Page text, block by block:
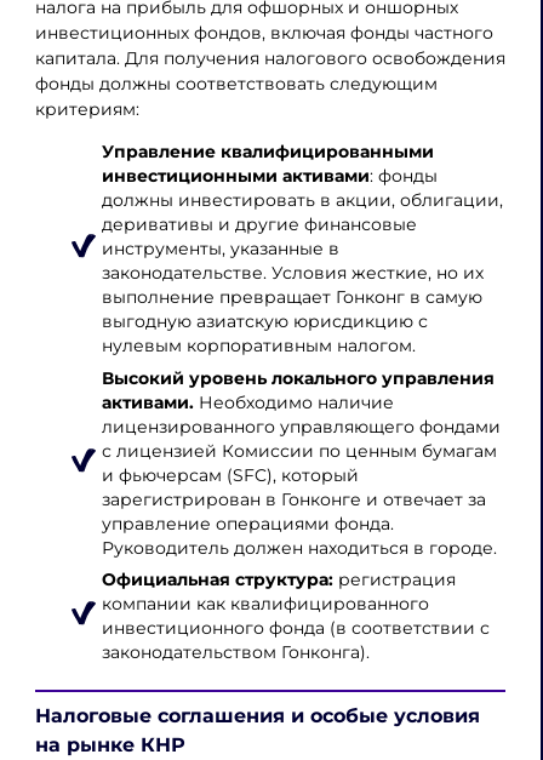
налога на прибыль для офшорных и оншорных
инвестиционных фондов, включая фонды частного
капитала. Для получения налогового освобождения
фонды должны соответствовать следующим
критериям:
Управление квалифицированными
инвестиционными активами: фонды
должны инвестировать в акции, облигации,
деривативы и другие финансовые
инструменты, указанные в
законодательстве. Условия жесткие, но их
выполнение превращает Гонконг в самую
выгодную азиатскую юрисдикцию с
нулевым корпоративным налогом.
Высокий уровень локального управления
активами. Необходимо наличие
лицензированного управляющего фондами
с лицензией Комиссии по ценным бумагам
и фьючерсам (SFC), который
зарегистрирован в Гонконге и отвечает за
управление операциями фонда.
Руководитель должен находиться в городе.
Официальная структура: регистрация
компании как квалифицированного
инвестиционного фонда (в соответствии с
законодательством Гонконга).
Налоговые соглашения и особые условия
на рынке КНР